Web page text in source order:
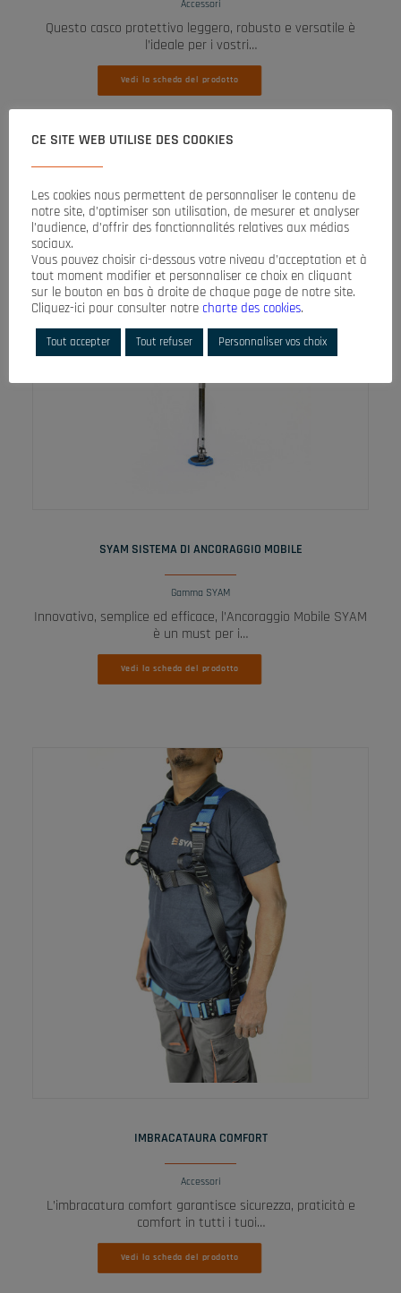
Accessori
Questo casco protettivo leggero, robusto e versatile è
l’ideale per i vostri…
Vedi la scheda del prodotto
SYAM SISTEMA DI ANCORAGGIO MOBILE
Gamma SYAM
Innovativo, semplice ed efficace, l’Ancoraggio Mobile SYAM
è un must per i…
Vedi la scheda del prodotto
IMBRACATAURA COMFORT
Accessori
L’imbracatura comfort garantisce sicurezza, praticità e
comfort in tutti i tuoi…
Vedi la scheda del prodotto
CE SITE WEB UTILISE DES COOKIES
Les cookies nous permettent de personnaliser le contenu de
notre site, d’optimiser son utilisation, de mesurer et analyser
l’audience, d’offrir des fonctionnalités relatives aux médias
sociaux.
Vous pouvez choisir ci-dessous votre niveau d’acceptation et à
tout moment modifier et personnaliser ce choix en cliquant
sur le bouton en bas à droite de chaque page de notre site.
Cliquez-ici pour consulter notre charte des cookies.
Tout accepter Tout refuser Personnaliser vos choix